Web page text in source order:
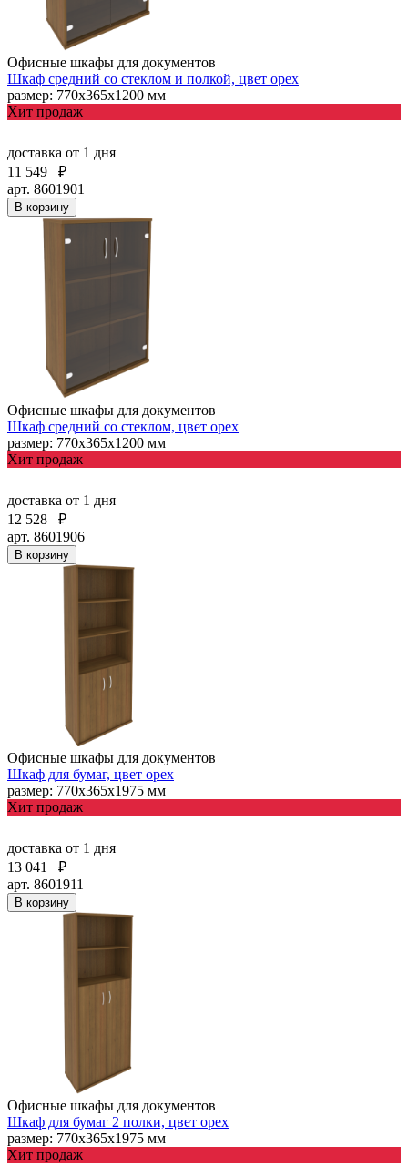
Офисные шкафы для документов
Шкаф средний со стеклом и полкой, цвет орех
размер: 770х365х1200 мм
Хит продаж
доставка от 1 дня
11 549
₽
арт. 8601901
В корзину
Офисные шкафы для документов
Шкаф средний со стеклом, цвет орех
размер: 770х365х1200 мм
Хит продаж
доставка от 1 дня
12 528
₽
арт. 8601906
В корзину
Офисные шкафы для документов
Шкаф для бумаг, цвет орех
размер: 770х365х1975 мм
Хит продаж
доставка от 1 дня
13 041
₽
арт. 8601911
В корзину
Офисные шкафы для документов
Шкаф для бумаг 2 полки, цвет орех
размер: 770х365х1975 мм
Хит продаж